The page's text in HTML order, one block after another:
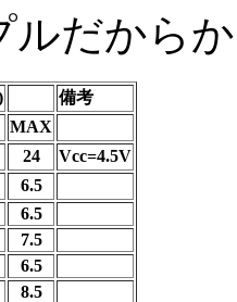
ルだから
備考
MAX
24
Vcc=4.5V
6.5
6.5
7.5
6.5
8.5